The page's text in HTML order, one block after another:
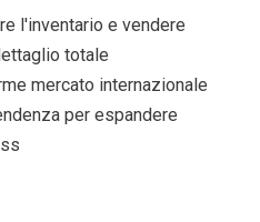
l'inventario e vendere
totale
mercato internazionale
per espandere